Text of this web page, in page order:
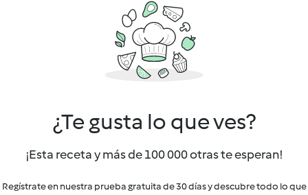
¿Te gusta lo que ves?
¡Esta receta y más de 100 000 otras te esperan!
Regístrate en nuestra prueba gratuita de 30 días y descubre todo lo que